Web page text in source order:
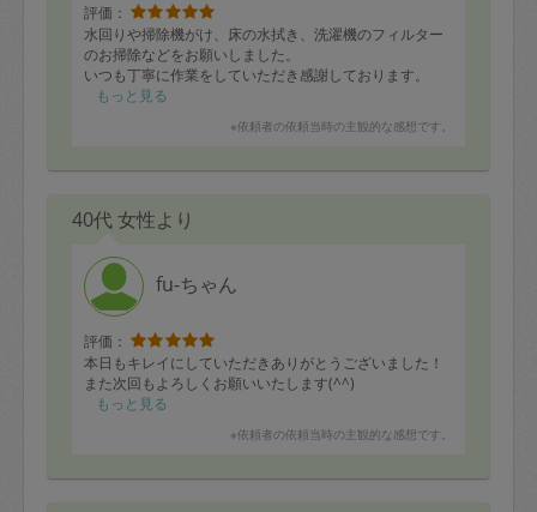
評価：
水回りや掃除機がけ、床の水拭き、洗濯機のフィルター
のお掃除などをお願いしました。
いつも丁寧に作業をしていただき感謝しております。
もっと見る
※依頼者の依頼当時の主観的な感想です。
40代 女性より
fu-ちゃん
評価：
本日もキレイにしていただきありがとうございました！
また次回もよろしくお願いいたします(^^)
もっと見る
※依頼者の依頼当時の主観的な感想です。